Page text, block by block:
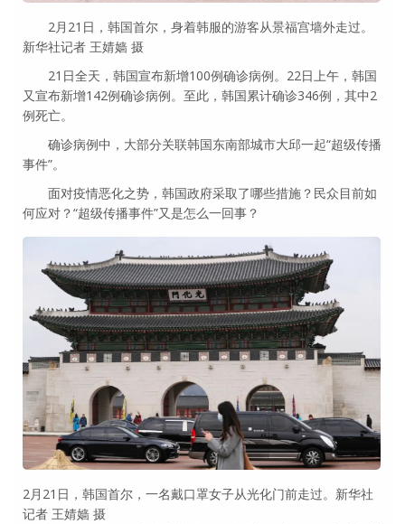
2月21日，韩国首尔，身着韩服的游客从景福宫墙外走过。
新华社记者 王婧嫱 摄
21日全天，韩国宣布新增100例确诊病例。22日上午，韩国
又宣布新增142例确诊病例。至此，韩国累计确诊346例，其中2
例死亡。
确诊病例中，大部分关联韩国东南部城市大邱一起“超级传播
事件”。
面对疫情恶化之势，韩国政府采取了哪些措施？民众目前如
何应对？“超级传播事件”又是怎么一回事？
2月21日，韩国首尔，一名戴口罩女子从光化门前走过。新华社
记者 王婧嫱 摄